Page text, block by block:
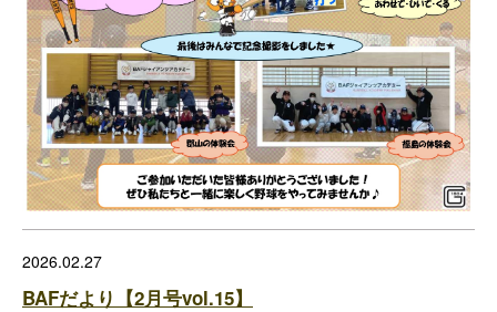
2026.02.27
BAFだより【2月号vol.15】